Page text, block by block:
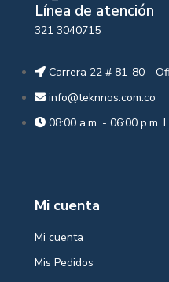
Línea de atención
321 3040715
Carrera 22 # 81-80 -
info@teknnos.com.co
08:00 a.m. - 06:00 p.m.
Mi cuenta
Mi cuenta
Mis Pedidos